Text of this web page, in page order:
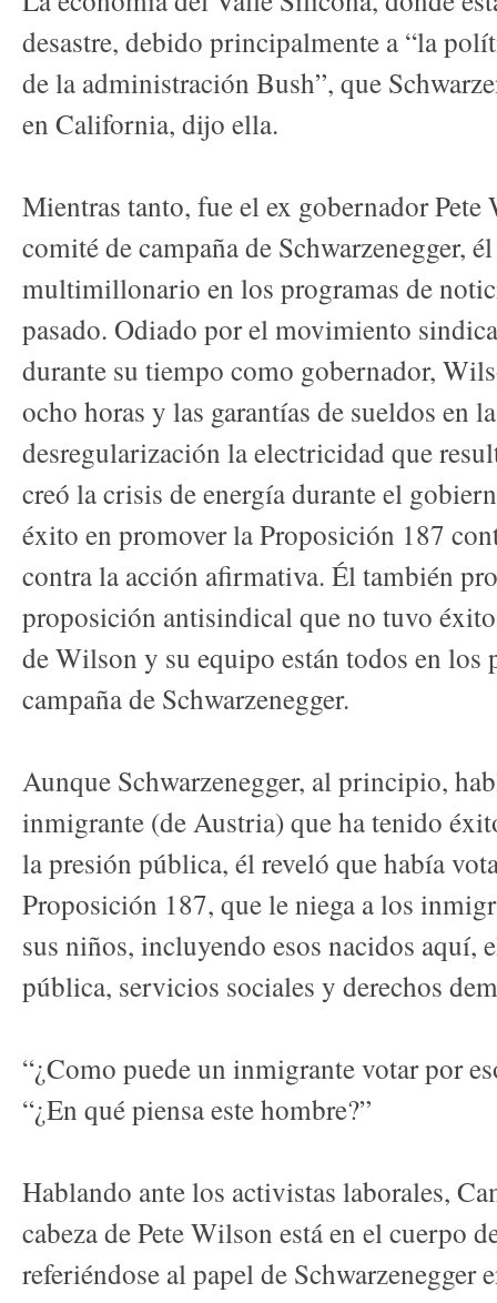
desastre, debido principalmente a “la
de la administración Bush”, que
en California, dijo ella.
Mientras tanto, fue el ex gobernador
comité de campaña de Schwarzenegger,
multimillonario en los programas de
pasado. Odiado por el movimiento
durante su tiempo como gobernador,
ocho horas y las garantías de sueldos en
desregularización la electricidad que
creó la crisis de energía durante el
éxito en promover la Proposición 187
contra la acción afirmativa. Él también
proposición antisindical que no tuvo
de Wilson y su equipo están todos en los
campaña de Schwarzenegger.
Aunque Schwarzenegger, al principio,
inmigrante (de Austria) que ha tenido
la presión pública, él reveló que había
Proposición 187, que le niega a los
sus niños, incluyendo esos nacidos aquí,
pública, servicios sociales y derechos
“¿Como puede un inmigrante votar por
“¿En qué piensa este hombre?”
Hablando ante los activistas laborales,
cabeza de Pete Wilson está en el cuerpo
referiéndose al papel de Schwarzenegger